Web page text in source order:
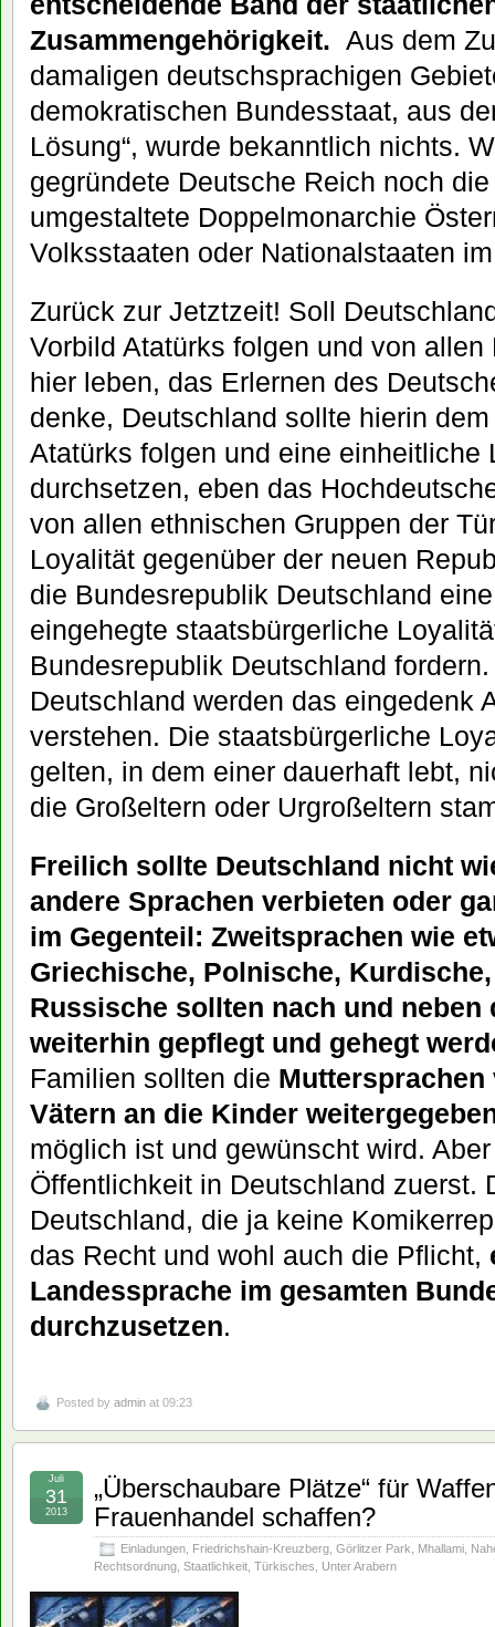
Zusammengehörigkeit. Aus dem
damaligen deutschsprachigen
demokratischen Bundesstaat, aus
Lösung“, wurde bekanntlich nichts.
gegründete Deutsche Reich noch
umgestaltete Doppelmonarchie
Volksstaaten oder Nationalstaaten
Zurück zur Jetztzeit! Soll
Vorbild Atatürks folgen und von
hier leben, das Erlernen des
denke, Deutschland sollte hierin
Atatürks folgen und eine einheitliche
durchsetzen, eben das
von allen ethnischen Gruppen der
Loyalität gegenüber der neuen
die Bundesrepublik Deutschland
eingehegte staatsbürgerliche
Bundesrepublik Deutschland
Deutschland werden das eingedenk
verstehen. Die staatsbürgerliche
gelten, in dem einer dauerhaft lebt,
die Großeltern oder Urgroßeltern
Freilich sollte Deutschland nicht
andere Sprachen verbieten oder
im Gegenteil: Zweitsprachen wie
Griechische, Polnische,
Russische sollten nach und neben
weiterhin gepflegt und gehegt
Familien sollten die Muttersprachen
Vätern an die Kinder
möglich ist und gewünscht wird.
Öffentlichkeit in Deutschland zuerst.
Deutschland, die ja keine
das Recht und wohl auch die Pflicht,
Landessprache im gesamten
durchzusetzen.
Posted by admin at 09:23
„Überschaubare Plätze“ für
Frauenhandel schaffen?
Einladungen Friedrichshain-Kreuzberg Görlitzer Park Mhallami
Rechtsordnung Staatlichkeit Türkisches Unter Arabern
Juli
31
2013